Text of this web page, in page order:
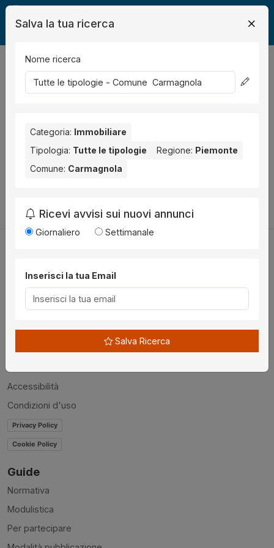
Legalmente Immobili
risultati Ordina per
Torino (7) Collegno (1)
Utilità
Chi siamo
Disclaimer
Accessibilità
Condizioni d'uso
Privacy Policy
Cookie Policy
Guide
Normativa
Modulistica
Per partecipare
Salva la tua ricerca
Nome ricerca
Categoria: Immobiliare
Tipologia: Tutte le tipologie Regione: Piemonte
Comune: Carmagnola
Ricevi avvisi sui nuovi annunci
Giornaliero Settimanale
Inserisci la tua Email
Salva Ricerca